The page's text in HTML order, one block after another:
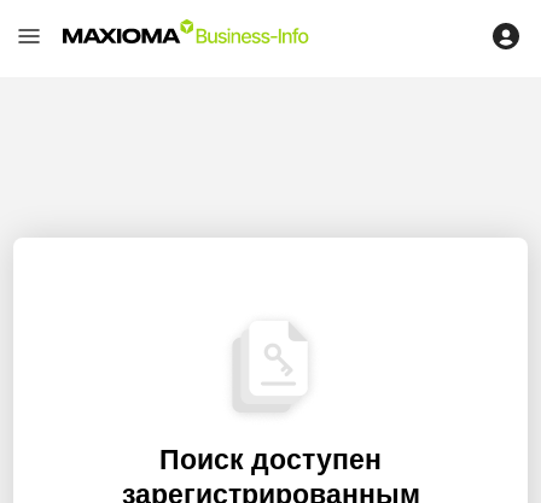
Поиск доступен
зарегистрированным